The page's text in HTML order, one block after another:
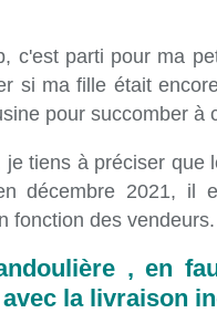
c'est parti pour ma
si ma fille était
pour succomber à
je tiens à préciser que
décembre 2021, il
fonction des vendeurs.
, en
la livraison